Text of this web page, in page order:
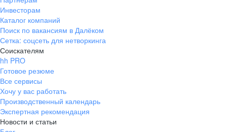
ул. Янковского, д. 169, 7 этаж,
706 каб.
+7 861 205-55-57
pr@krd.hh.ru
Владивосток
пер. Ланинский д. 4, офис 3.4
+7 423 202-33-28
pr@dv.hh.ru
Инвесторам
Каталог компаний
Поиск по вакансиям в Далёком
Сетка: соцсеть для нетворкинга
Соискателям
hh PRO
Готовое резюме
Все сервисы
Хочу у вас работать
Производственный календарь
Экспертная рекомендация
Новости и статьи